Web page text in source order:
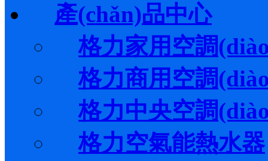
產(chǎn)品中心
格力家用空調
格力商用空調
格力中央空調
格力空氣能熱水器